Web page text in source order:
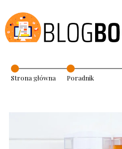
Strona główna Poradnik